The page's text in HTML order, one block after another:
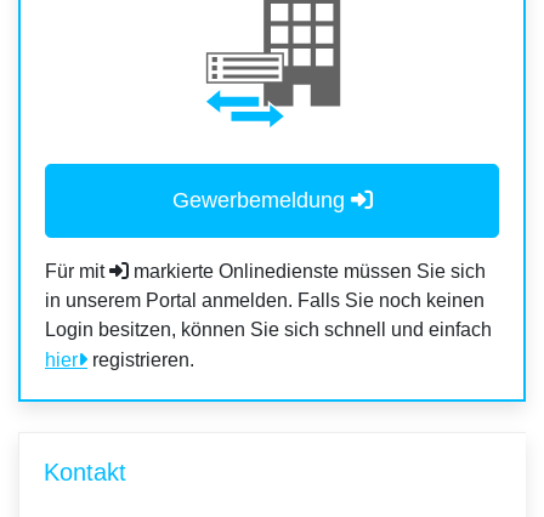
Gewerbemeldung
Für mit
markierte Onlinedienste müssen Sie sich
in unserem Portal anmelden. Falls Sie noch keinen
Login besitzen, können Sie sich schnell und einfach
hier
registrieren.
Kontakt